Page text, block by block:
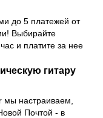
до 5 платежей от
Выбирайте
и платите за нее
гитару
мы настраиваем,
Почтой - в